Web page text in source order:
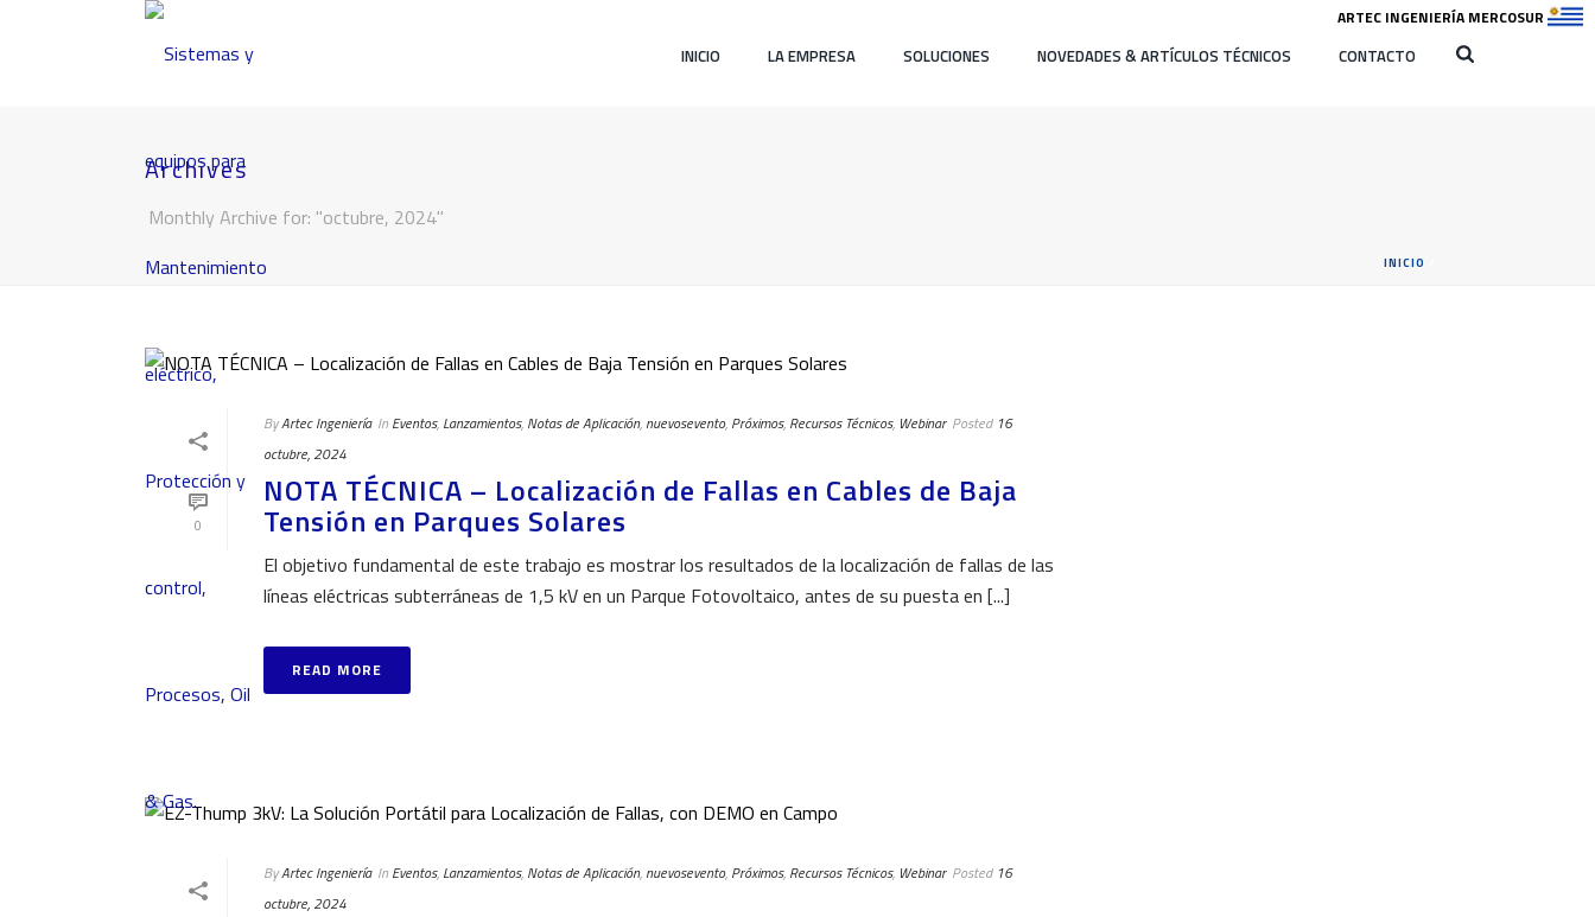
ARTEC INGENIERÍA MERCOSUR
INICIO LA EMPRESA SOLUCIONES NOVEDADES & ARTÍCULOS TÉCNICOS CONTACTO
Archives
Monthly Archive for: "octubre, 2024"
INICIO
0
ByArtec Ingeniería In Eventos, Lanzamientos, Notas de Aplicación, nuevosevento, Próximos, Recursos Técnicos, Webinar Posted 16
octubre, 2024
NOTA TÉCNICA – Localización de Fallas en Cables de Baja
Tensión en Parques Solares
El objetivo fundamental de este trabajo es mostrar los resultados de la localización de fallas de las
líneas eléctricas subterráneas de 1,5 kV en un Parque Fotovoltaico, antes de su puesta en [...]
READ MORE
ByArtec Ingeniería In Eventos, Lanzamientos, Notas de Aplicación, nuevosevento, Próximos, Recursos Técnicos, Webinar Posted 16
octubre, 2024